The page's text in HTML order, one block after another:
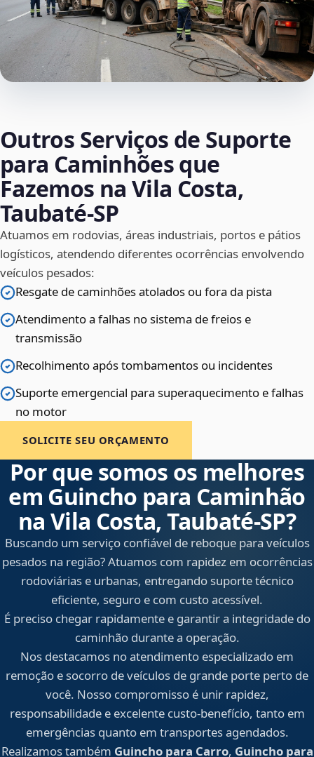
Outros Serviços de Suporte
para Caminhões que
Fazemos na Vila Costa,
Taubaté‑SP
Atuamos em rodovias, áreas industriais, portos e pátios
logísticos, atendendo diferentes ocorrências envolvendo
veículos pesados:
Resgate de caminhões atolados ou fora da pista
Atendimento a falhas no sistema de freios e
transmissão
Recolhimento após tombamentos ou incidentes
Suporte emergencial para superaquecimento e falhas
no motor
SOLICITE SEU ORÇAMENTO
Por que somos os melhores
em Guincho para Caminhão
na Vila Costa, Taubaté‑SP?
Buscando um serviço confiável de reboque para veículos
pesados na região? Atuamos com rapidez em ocorrências
rodoviárias e urbanas, entregando suporte técnico
eficiente, seguro e com custo acessível.
É preciso chegar rapidamente e garantir a integridade do
caminhão durante a operação.
Nos destacamos no atendimento especializado em
remoção e socorro de veículos de grande porte perto de
você. Nosso compromisso é unir rapidez,
responsabilidade e excelente custo-benefício, tanto em
emergências quanto em transportes agendados.
Realizamos também Guincho para Carro, Guincho para